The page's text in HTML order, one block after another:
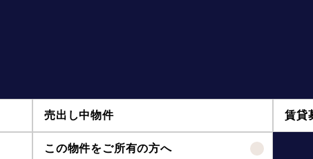
売出し中物件 賃貸
この物件をご所有の方へ